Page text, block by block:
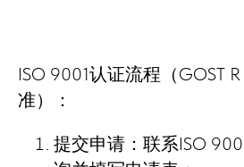
ISO 9001认证流程（GOST
准）：
提交申请：联系ISO